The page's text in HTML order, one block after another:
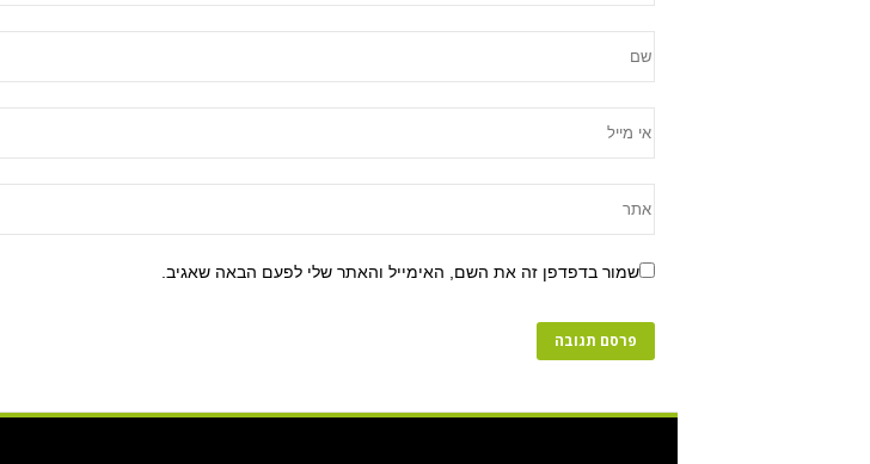
שמור בדפדפן זה את השם, האימייל והאתר שלי לפעם הבאה שאגיב.